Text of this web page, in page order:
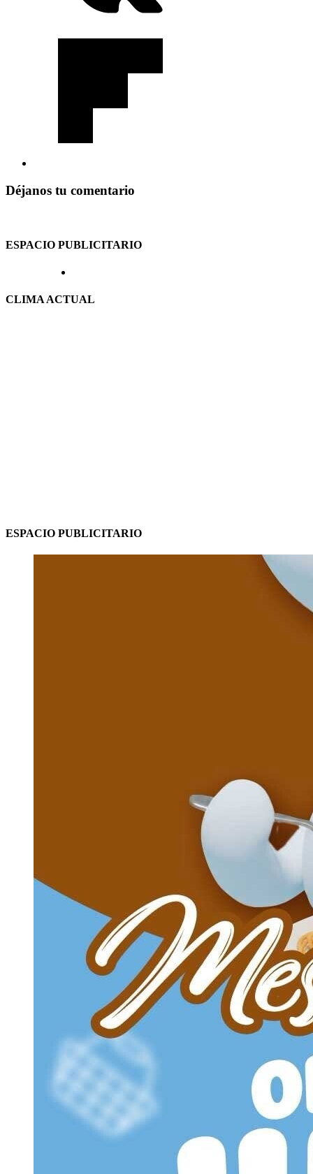
Déjanos tu comentario
ESPACIO PUBLICITARIO
CLIMA ACTUAL
ESPACIO PUBLICITARIO